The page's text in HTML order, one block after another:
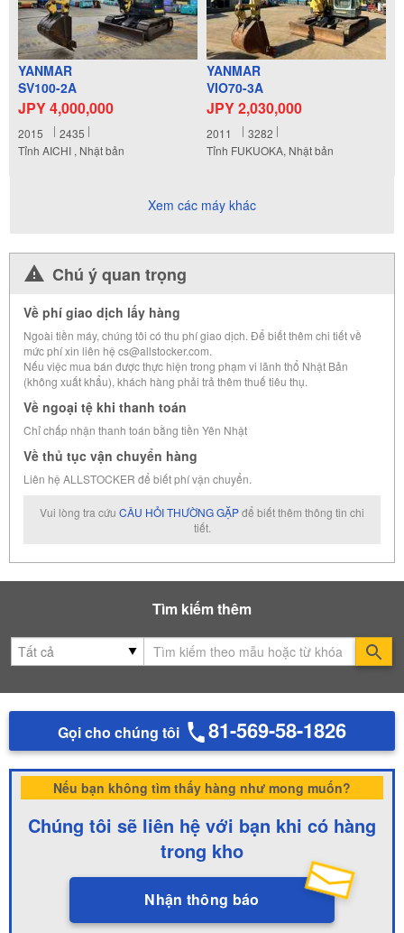
YANMAR
SV100-2A
JPY 4,000,000
2015
2435
Tỉnh AICHI , Nhật bản
YANMAR
VIO70-3A
JPY 2,030,000
2011
3282
Tỉnh FUKUOKA, Nhật bản
Xem các máy khác
Chú ý quan trọng
Về phí giao dịch lấy hàng
Ngoài tiền máy, chúng tôi có thu phí giao dịch. Để biết thêm chi tiết về
mức phí xin liên hệ cs@allstocker.com.
Nếu việc mua bán được thực hiện trong phạm vi lãnh thổ Nhật Bản
(không xuất khẩu), khách hàng phải trả thêm thuế tiêu thụ.
Về ngoại tệ khi thanh toán
Chỉ chấp nhận thanh toán bằng tiền Yên Nhật
Về thủ tục vận chuyển hàng
Liên hệ ALLSTOCKER để biết phí vận chuyển.
Vui lòng tra cứu CÂU HỎI THƯỜNG GẶPđể biết thêm thông tin chi
tiết.
Tìm kiếm thêm
Gọi cho chúng tôi 81-569-58-1826
Nếu bạn không tìm thấy hàng như mong muốn?
Chúng tôi sẽ liên hệ với bạn khi có hàng
trong kho
Nhận thông báo